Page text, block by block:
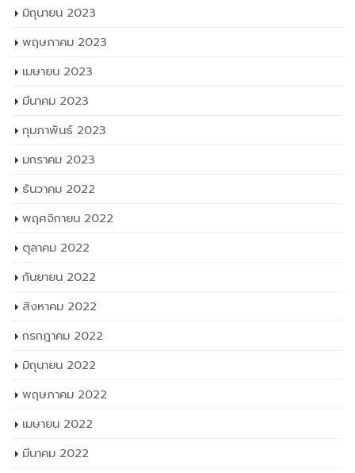
มิถุนายน 2023
พฤษภาคม 2023
เมษายน 2023
มีนาคม 2023
กุมภาพันธ์ 2023
มกราคม 2023
ธันวาคม 2022
พฤศจิกายน 2022
ตุลาคม 2022
กันยายน 2022
สิงหาคม 2022
กรกฎาคม 2022
มิถุนายน 2022
พฤษภาคม 2022
เมษายน 2022
มีนาคม 2022